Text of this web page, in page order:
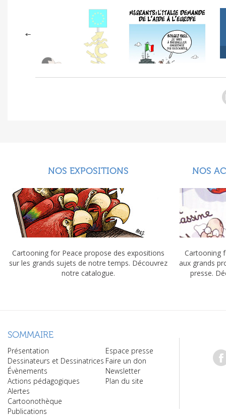
NOS EXPOSITIONS
Cartooning for Peace propose des expositions
sur les grands sujets de notre temps. Découvrez
notre catalogue.
NOS
Cartooning
aux grands
presse.
SOMMAIRE
Présentation
Dessinateurs et Dessinatrices
Évènements
Actions pédagogiques
Alertes
Cartoonothèque
Publications
Espace presse
Faire un don
Newsletter
Plan du site